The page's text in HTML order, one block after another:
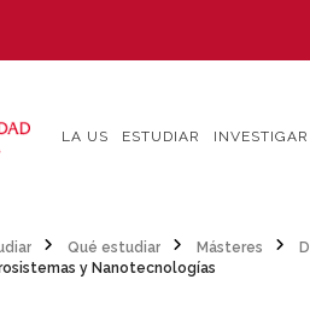
LA US ESTUDIAR INVESTIGAR
Qué estudiar Másteres
y Nanotecnologías